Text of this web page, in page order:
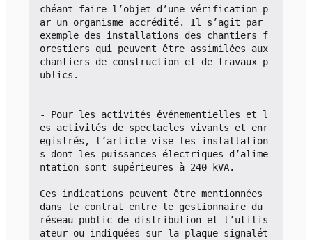
chéant faire l ’objet d ’une vérification p
ar un organisme accrédité. Il s ’agit par
exemple des installations des chantiers f
orestiers qui peuvent être assimilées aux
chantiers de construction et de travaux p
ublics.
- Pour les activités événementielles et l
es activités de spectacles vivants et enr
egistrés, l ’article vise les installation
s dont les puissances électriques d ’alime
ntation sont supérieures à 240 kVA.
Ces indications peuvent être mentionnées
dans le contrat entre le gestionnaire du
réseau public de distribution et l ’utilis
ateur ou indiquées sur la plaque signalét